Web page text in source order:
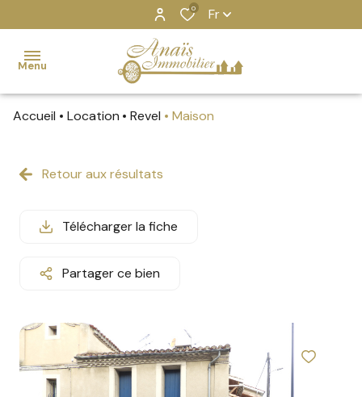
0 Fr
Menu
Ventes
MAISONS
APPARTEMENTS
IMMEUBLES
VENDUS
MAISONS
APPARTEMENTS
Locations
Nos
agences
GRUISSAN
REVEL
Gruissan
Revel
Accueil Location Revel Maison
Retour aux résultats
Télécharger la fiche
Partager ce bien